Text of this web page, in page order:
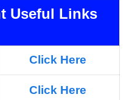
Useful Links
Click Here
Click Here